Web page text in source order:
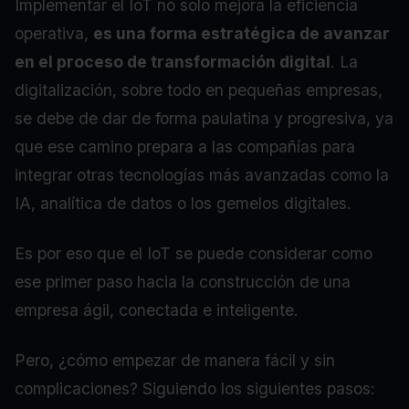
Implementar el IoT no solo mejora la eficiencia
operativa, es una forma estratégica de avanzar
en el proceso de transformación digital. La
digitalización, sobre todo en pequeñas empresas,
se debe de dar de forma paulatina y progresiva, ya
que ese camino prepara a las compañías para
integrar otras tecnologías más avanzadas como la
IA, analítica de datos o los gemelos digitales.
Es por eso que el IoT se puede considerar como
ese primer paso hacia la construcción de una
empresa ágil, conectada e inteligente.
Pero, ¿cómo empezar de manera fácil y sin
complicaciones? Siguiendo los siguientes pasos: